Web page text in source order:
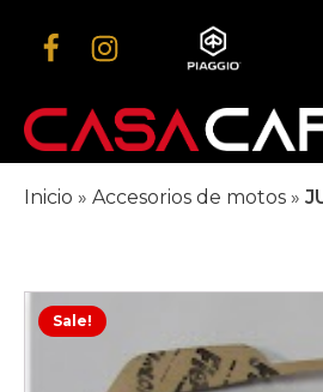
Inicio » Accesorios de motos »
Sale!